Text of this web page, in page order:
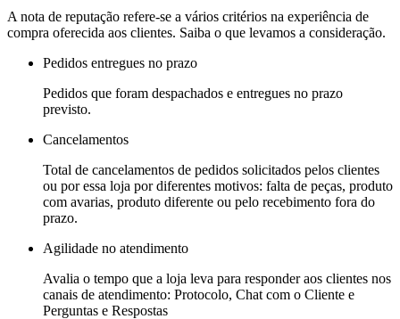
A nota de reputação refere-se a vários critérios na experiência de
compra oferecida aos clientes. Saiba o que levamos a consideração.
Pedidos entregues no prazo
Pedidos que foram despachados e entregues no prazo
previsto.
Cancelamentos
Total de cancelamentos de pedidos solicitados pelos clientes
ou por essa loja por diferentes motivos: falta de peças, produto
com avarias, produto diferente ou pelo recebimento fora do
prazo.
Agilidade no atendimento
Avalia o tempo que a loja leva para responder aos clientes nos
canais de atendimento: Protocolo, Chat com o Cliente e
Perguntas e Respostas